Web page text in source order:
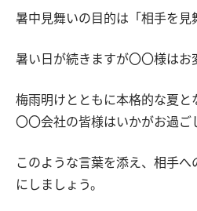
暑中見舞いの目的は「相手を見
暑い日が続きますが〇〇様はお
梅雨明けとともに本格的な夏と
〇〇会社の皆様はいかがお過ご
このような言葉を添え、相手へ
にしましょう。